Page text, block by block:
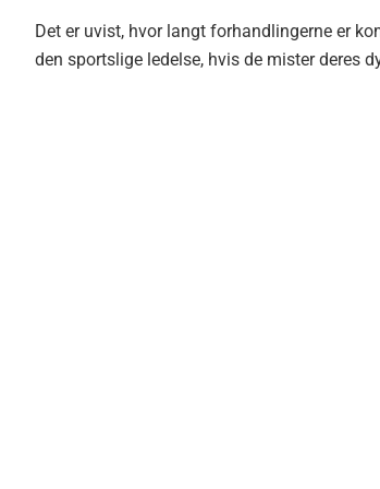
Det er uvist, hvor langt forhandlingerne er
den sportslige ledelse, hvis de mister deres